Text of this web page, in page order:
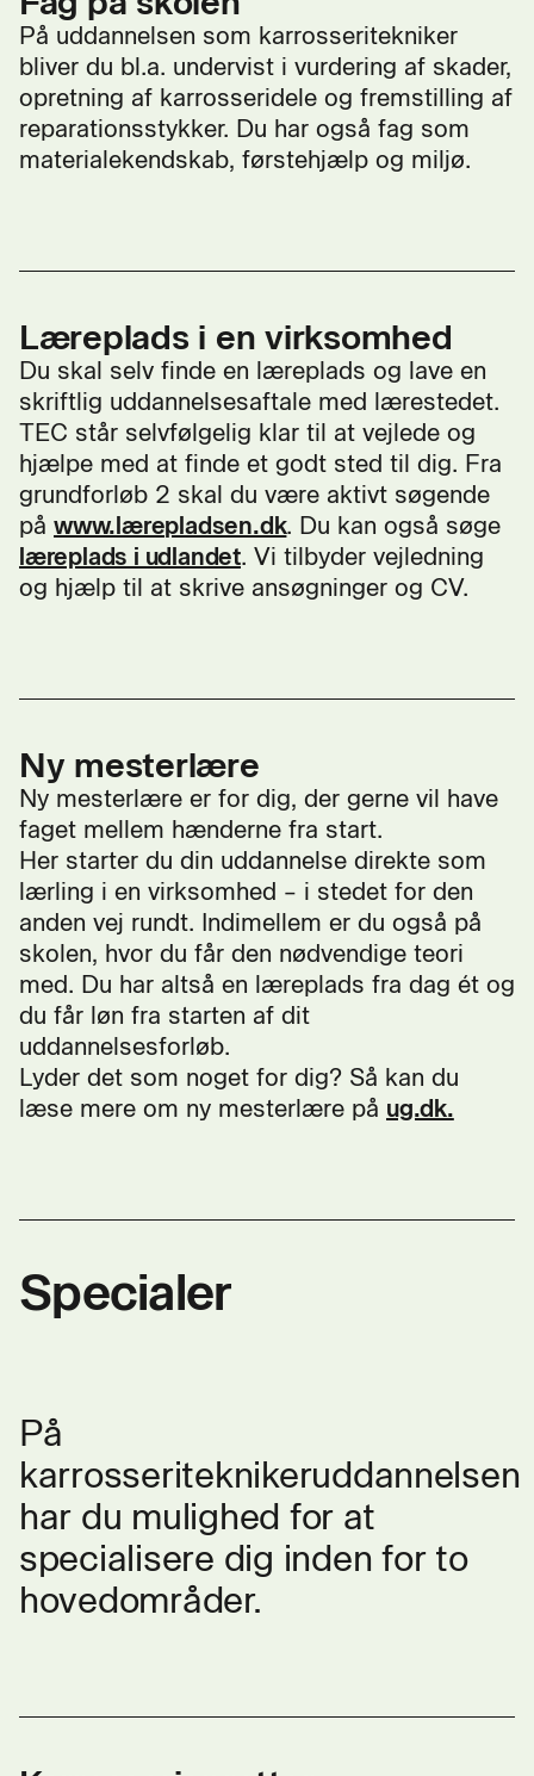
På uddannelsen som karrosseritekniker
bliver du bl.a. undervist i vurdering af skader,
opretning af karrosseridele og fremstilling af
reparationsstykker. Du har også fag som
materialekendskab, førstehjælp og miljø.
Læreplads i en virksomhed
Du skal selv finde en læreplads og lave en
skriftlig uddannelsesaftale med lærestedet.
TEC står selvfølgelig klar til at vejlede og
hjælpe med at finde et godt sted til dig. Fra
grundforløb 2 skal du være aktivt søgende
på www.lærepladsen.dk. Du kan også søge
læreplads i udlandet. Vi tilbyder vejledning
og hjælp til at skrive ansøgninger og CV.
Ny mesterlære
Ny mesterlære er for dig, der gerne vil have
faget mellem hænderne fra start.
Her starter du din uddannelse direkte som
lærling i en virksomhed – i stedet for den
anden vej rundt. Indimellem er du også på
skolen, hvor du får den nødvendige teori
med. Du har altså en læreplads fra dag ét og
du får løn fra starten af dit
uddannelsesforløb.
Lyder det som noget for dig? Så kan du
læse mere om ny mesterlære på ug.dk.
Specialer
På
karrosseriteknikeruddannelsen
har du mulighed for at
specialisere dig inden for to
hovedområder.